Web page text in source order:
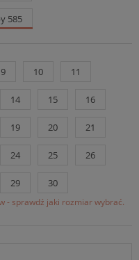
585
9 10 11
14 15 16
19 20 21
24 25 26
29 30
- sprawdź jaki rozmiar wybrać.